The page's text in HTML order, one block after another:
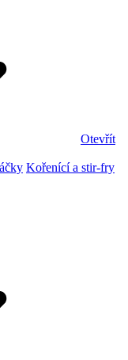
Otevřít
Kořenící a stir-fry